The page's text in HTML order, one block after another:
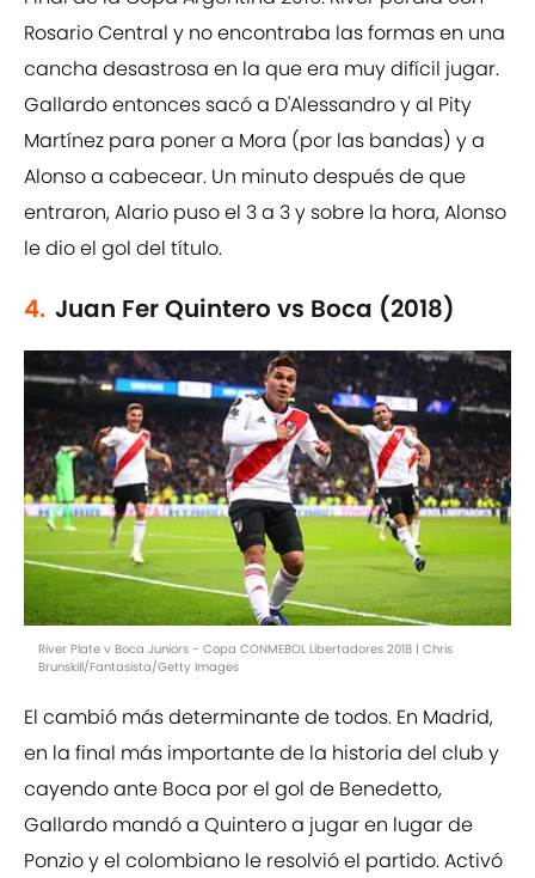
Rosario Central y no encontraba las formas en una
cancha desastrosa en la que era muy difícil jugar.
Gallardo entonces sacó a D'Alessandro y al Pity
Martínez para poner a Mora (por las bandas) y a
Alonso a cabecear. Un minuto después de que
entraron, Alario puso el 3 a 3 y sobre la hora, Alonso
le dio el gol del título.
4. Juan Fer Quintero vs Boca (2018)
River Plate v Boca Juniors - Copa CONMEBOL Libertadores 2018 | Chris
Brunskill/Fantasista/Getty Images
El cambió más determinante de todos. En Madrid,
en la final más importante de la historia del club y
cayendo ante Boca por el gol de Benedetto,
Gallardo mandó a Quintero a jugar en lugar de
Ponzio y el colombiano le resolvió el partido. Activó